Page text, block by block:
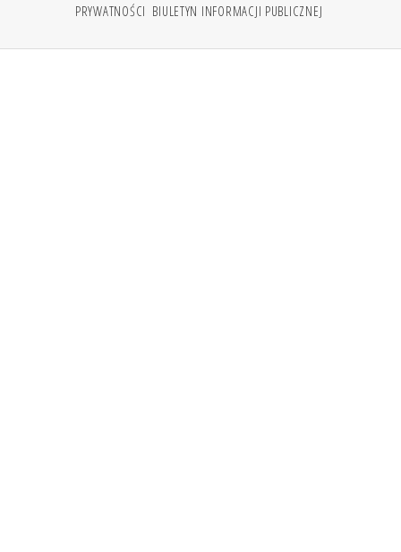
PRYWATNOŚCI BIULETYN INFORMACJI PUBLICZNEJ